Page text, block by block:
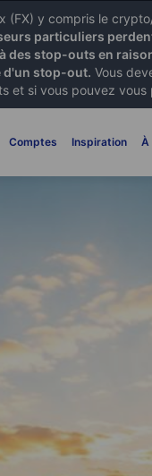
(FX) y compris le
particuliers
stop-outs en
d'un stop-out. Vous
et si vous pouvez
Comptes Inspiration À